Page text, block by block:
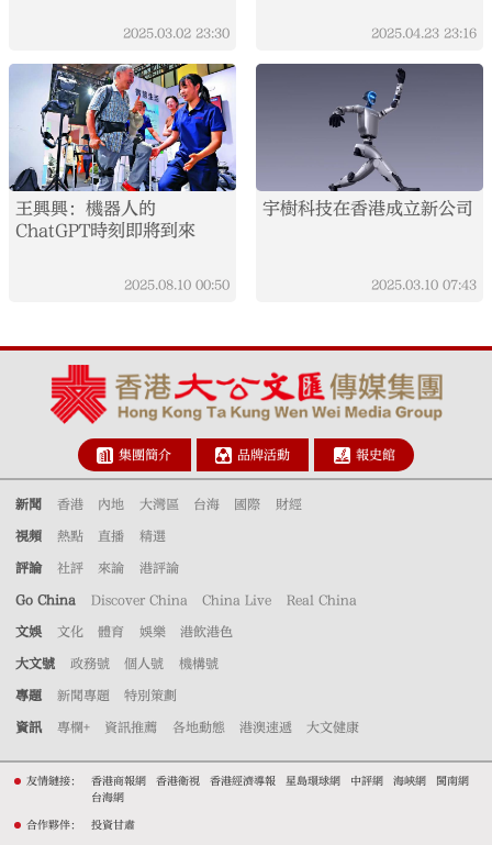
2025.03.02 23:30 2025.04.23 23:16
王興興：機器人的
ChatGPT時刻即將到來
2025.08.10 00:50
宇樹科技在香港成立新公司
2025.03.10 07:43
集團簡介 品牌活動 報史館
新聞 香港 內地 大灣區 台海 國際 財經
視頻 熱點 直播 精選
評論 社評 來論 港評論
Go China Discover China China Live Real China
文娛 文化 體育 娛樂 港飲港色
大文號 政務號 個人號 機構號
專題 新聞專題 特別策劃
資訊 專欄+ 資訊推薦 各地動態 港澳速遞 大文健康
友情鏈接： 香港商報網 香港衛視 香港經濟導報 星島環球網 中評網 海峽網
閩南網
台海網
合作夥伴： 投資甘肅